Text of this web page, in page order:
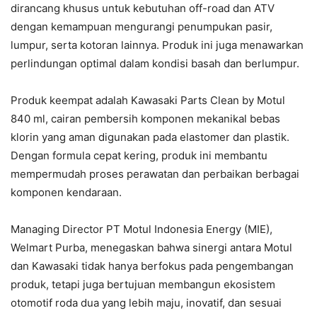
dirancang khusus untuk kebutuhan off-road dan ATV
dengan kemampuan mengurangi penumpukan pasir,
lumpur, serta kotoran lainnya. Produk ini juga menawarkan
perlindungan optimal dalam kondisi basah dan berlumpur.
Produk keempat adalah Kawasaki Parts Clean by Motul
840 ml, cairan pembersih komponen mekanikal bebas
klorin yang aman digunakan pada elastomer dan plastik.
Dengan formula cepat kering, produk ini membantu
mempermudah proses perawatan dan perbaikan berbagai
komponen kendaraan.
Managing Director PT Motul Indonesia Energy (MIE),
Welmart Purba, menegaskan bahwa sinergi antara Motul
dan Kawasaki tidak hanya berfokus pada pengembangan
produk, tetapi juga bertujuan membangun ekosistem
otomotif roda dua yang lebih maju, inovatif, dan sesuai